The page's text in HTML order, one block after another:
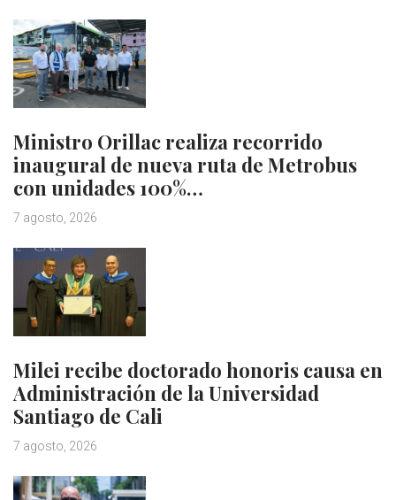
Ministro Orillac realiza recorrido
inaugural de nueva ruta de Metrobus
con unidades 100%…
7 agosto, 2026
Milei recibe doctorado honoris causa en
Administración de la Universidad
Santiago de Cali
7 agosto, 2026